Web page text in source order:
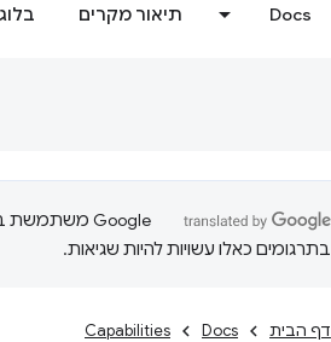
Docs תיאור מקרים בלוג
בתרגומים כאלו עשויות להיות שגיאות.
דף הבית Docs
Capabilities